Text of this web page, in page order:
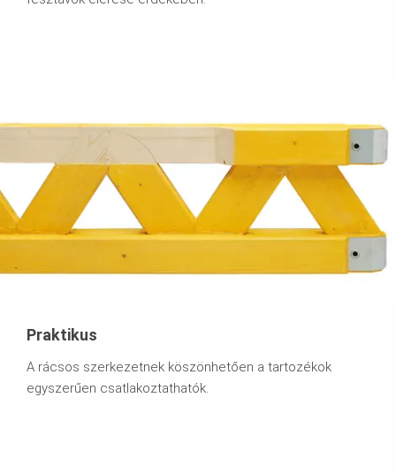
Praktikus
A rácsos szerkezetnek köszönhetően a tartozékok
egyszerűen csatlakoztathatók.